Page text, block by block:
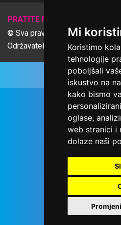
Mi
Koristimo
tehnologije
poboljšali
iskustvo na
kako bismo
oglase,
web stranici i
dolaze naši
PRATITE NAS
© Sva prava pridržana Udruga
Održavatelj Netcom d.o.o., Riva 6,